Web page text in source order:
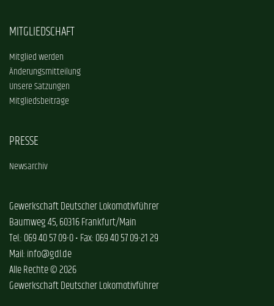
MITGLIEDSCHAFT
Mitglied werden
Änderungsmitteilung
Unsere Satzungen
Mitgliedsbeiträge
PRESSE
Newsarchiv
Gewerkschaft Deutscher Lokomotivführer
Baumweg 45, 60316 Frankfurt/Main
Tel.: 069 40 57 09-0 • Fax: 069 40 57 09-21 29
Mail: info@gdl.de
Alle Rechte © 2026
Gewerkschaft Deutscher Lokomotivführer